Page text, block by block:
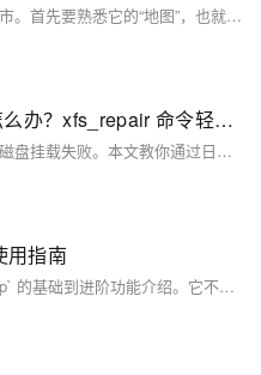
玩转Linux命令行，就像探索一座新城市。首先要熟悉它的“地图”，也就是/根目录下/etc（放配置）、/home（住家）这些核心区域。然后掌握几个“生存口令”：用ls看周围，cd去别处，mkdir建新房，cp/mv搬东西，再用cat或tail看文件内容。最后，别忘了随时按Tab键，它能帮你自动补全命令和路径，是提高效率的第一神器。
Linux卡在emergency mode怎么办？xfs_repair 命令轻松解决
Linux虚拟机遇紧急模式？别慌！多因磁盘挂载失败。本文教你通过日志定位问题，用`xfs_repair`等工具修复文件系统，三步快速恢复。掌握查日志、修磁盘、验重启，轻松应对紧急模式，保障系统稳定运行。
用指南
以上就是对Linux环境下强大工具 `grep` 的基础到进阶功能介绍。它不仅能够执行简单文字查询任务还能够处理复杂文字处理任务，并且支持强大而灵活地正则表达规范来增加查询精度与效率。无论您是程序员、数据分析师还是系统管理员，在日常工作中熟练运用该命令都将极大提升您处理和分析数据效率。